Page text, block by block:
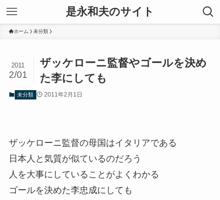
是永和夫のサイト
ホーム 未分類
ザッケローニ監督やゴールを決め
た李にしても
2011
2/01
未分類 2011年2月1日
ザッケローニ監督の母国はイタリアである
日本人と気質が似ているのだろう
人を大事にしていることがよくわかる
ゴールを決めた李忠成にしても